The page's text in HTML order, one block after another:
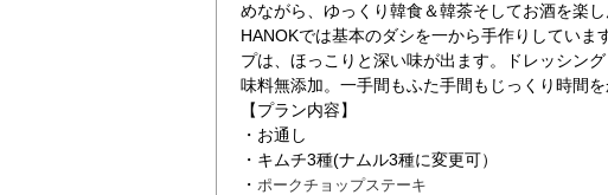
めながら、ゆっくり韓食＆韓茶そしてお酒を楽し
HANOKでは基本のダシを一から手作りしていま
プは、ほっこりと深い味が出ます。ドレッシン
味料無添加。一手間もふた手間もじっくり時間を
【プラン内容】
・お通し
・キムチ3種(ナムル3種に変更可）
・ ポークチョップステーキ